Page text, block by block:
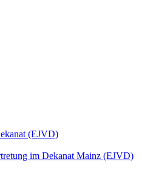
(EJVD)
im Dekanat Mainz (EJVD)